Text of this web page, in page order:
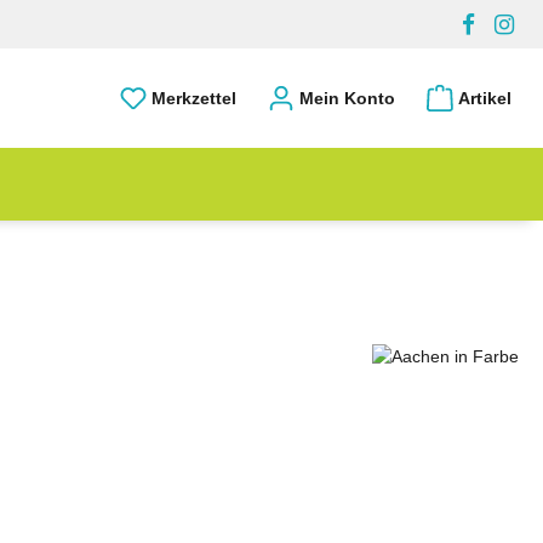
Merkzettel Mein Konto Artikel